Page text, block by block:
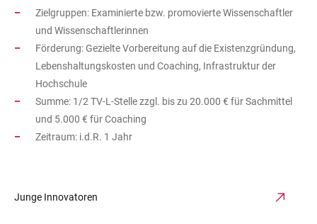
Zielgruppen: Examinierte bzw. promovierte Wissenschaftler
und Wissenschaftlerinnen
Förderung: Gezielte Vorbereitung auf die Existenzgründung,
Lebenshaltungskosten und Coaching, Infrastruktur der
Hochschule
Summe: 1/2 TV-L-Stelle zzgl. bis zu 20.000 € für Sachmittel
und 5.000 € für Coaching
Zeitraum: i.d.R. 1 Jahr
Junge Innovatoren